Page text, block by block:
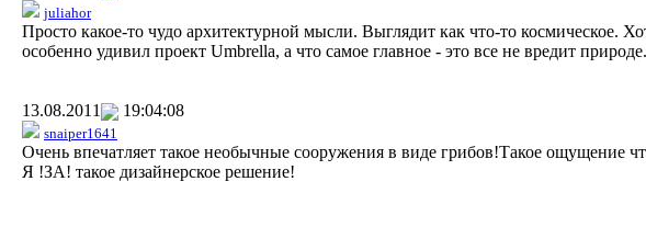
juliahor
Просто какое-то чудо архитектурной мысли. Выглядит как что-то космическое.
особенно удивил проект Umbrella, а что самое главное - это все не вредит природе.
13.08.2011 19:04:08
snaiper1641
Очень впечатляет такое необычные сооружения в виде грибов!Такое ощущение
Я !ЗА! такое дизайнерское решение!